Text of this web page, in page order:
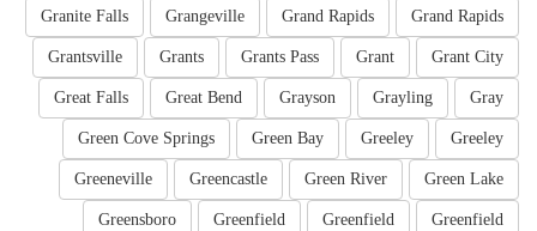
Grand Rapids
Grand Rapids
Grangeville
Granite Falls
Grant City
Grant
Grants Pass
Grants
Grantsville
Gray
Grayling
Grayson
Great Bend
Great Falls
Greeley
Greeley
Green Bay
Green Cove Springs
Green Lake
Green River
Greencastle
Greeneville
Greenfield
Greenfield
Greenfield
Greensboro